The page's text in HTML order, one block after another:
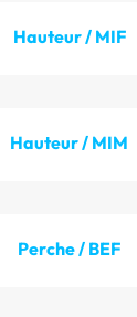
Hauteur / MIF
Hauteur / MIM
Perche / BEF